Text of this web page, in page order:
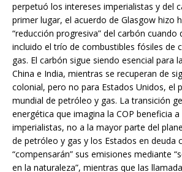
perpetuó los intereses imperialistas y del
primer lugar, el acuerdo de Glasgow hizo
“reducción progresiva” del carbón cuando
incluido el trío de combustibles fósiles de
gas. El carbón sigue siendo esencial para
China e India, mientras se recuperan de
colonial, pero no para Estados Unidos, el
mundial de petróleo y gas. La transición
energética que imagina la COP beneficia
imperialistas, no a la mayor parte del
de petróleo y gas y los Estados en deuda
“compensarán” sus emisiones mediante
en la naturaleza”, mientras que las